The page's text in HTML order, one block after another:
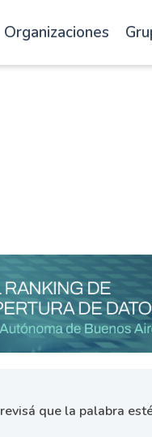
Organizaciones
que la palabra